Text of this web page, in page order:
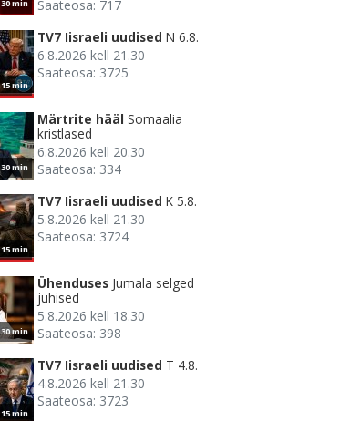
30 min Saateosa: 717
15 min
TV7 Iisraeli uudised N 6.8.
6.8.2026 kell 21.30
Saateosa: 3725
30 min
Märtrite hääl Somaalia
kristlased
6.8.2026 kell 20.30
Saateosa: 334
15 min
TV7 Iisraeli uudised K 5.8.
5.8.2026 kell 21.30
Saateosa: 3724
30 min
Ühenduses Jumala selged
juhised
5.8.2026 kell 18.30
Saateosa: 398
15 min
TV7 Iisraeli uudised T 4.8.
4.8.2026 kell 21.30
Saateosa: 3723